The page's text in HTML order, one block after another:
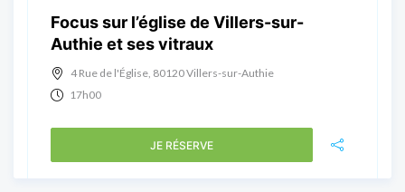
Focus sur l’église de Villers-sur-
Authie et ses vitraux
4 Rue de l'Église, 80120 Villers-sur-Authie
17h00
JE RÉSERVE